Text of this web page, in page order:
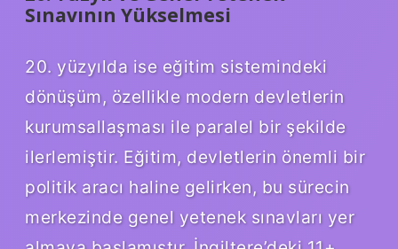
Sınavının Yükselmesi
20. yüzyılda ise eğitim sistemindeki
dönüşüm, özellikle modern devletlerin
kurumsallaşması ile paralel bir şekilde
ilerlemiştir. Eğitim, devletlerin önemli bir
politik aracı haline gelirken, bu sürecin
merkezinde genel yetenek sınavları yer